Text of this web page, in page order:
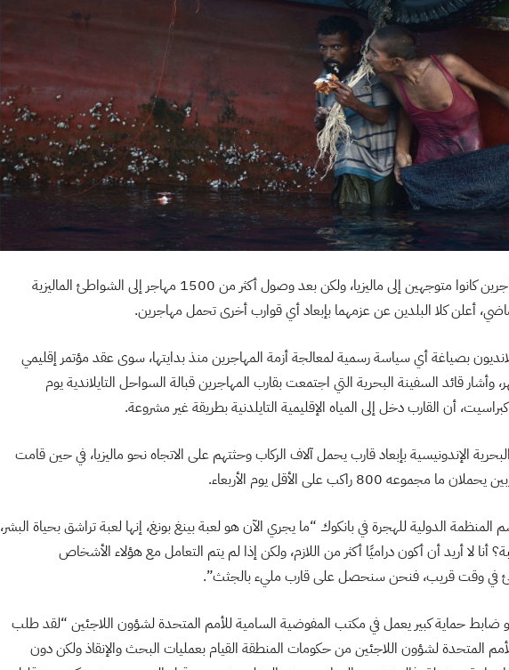
يُعتقد أن معظم هؤلاء المهاجرين كانوا متوجهين إلى ماليزيا، ولكن بعد وصول أكثر من 1500 مهاجر إلى الشواطئ الماليزية
أعلن كلا البلدين عن عزمهما بإبعاد أي قوارب أخرى تحمل مهاجرين.
بصياغة أي سياسة رسمية لمعالجة أزمة المهاجرين منذ بدايتها، سوى عقد مؤتمر إقليمي
قائد السفينة البحرية التي اجتمعت بقارب المهاجرين قبالة السواحل التايلاندية يوم
أن القارب دخل إلى المياه الإقليمية التايلدنية بطريقة غير مشروعة.
الإندونيسية بإبعاد قارب يحمل آلاف الركاب وحثتهم على الاتجاه نحو ماليزيا، في حين قامت
800 راكب على الأقل يوم الأربعاء.
الدولية للهجرة في بانكوك “ما يجري الآن هو لعبة بينغ بونغ، إنها لعبة تراشق بحياة البشر،
أنا لا أريد أن أكون دراميًا أكثر من اللازم، ولكن إذا لم يتم التعامل مع هؤلاء الأشخاص
في وقت قريب، فنحن سنحصل على قارب مليء بالجثث”.
حماية كبير يعمل في مكتب المفوضية السامية للأمم المتحدة لشؤون اللاجئين “لقد طلب
المتحدة لشؤون اللاجئين من حكومات المنطقة القيام بعمليات البحث والإنقاذ ولكن دون